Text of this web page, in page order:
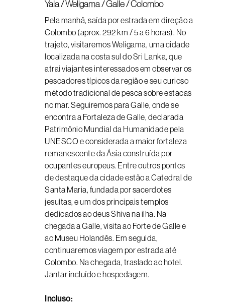
Yala / Weligama / Galle / Colombo
Pela manhã, saída por estrada em direção a
Colombo (aprox. 292 km / 5 a 6 horas). No
trajeto, visitaremos Weligama, uma cidade
localizada na costa sul do Sri Lanka, que
atrai viajantes interessados em observar os
pescadores típicos da região e seu curioso
método tradicional de pesca sobre estacas
no mar. Seguiremos para Galle, onde se
encontra a Fortaleza de Galle, declarada
Patrimônio Mundial da Humanidade pela
UNESCO e considerada a maior fortaleza
remanescente da Ásia construída por
ocupantes europeus. Entre outros pontos
de destaque da cidade estão a Catedral de
Santa Maria, fundada por sacerdotes
jesuítas, e um dos principais templos
dedicados ao deus Shiva na ilha. Na
chegada a Galle, visita ao Forte de Galle e
ao Museu Holandês. Em seguida,
continuaremos viagem por estrada até
Colombo. Na chegada, traslado ao hotel.
Jantar incluído e hospedagem.
Incluso: